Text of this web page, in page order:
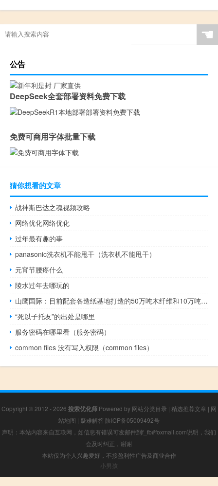
☚
公告
DeepSeek全套部署资料免费下载
免费可商用字体批量下载
猜你想看的文章
战神斯巴达之魂视频攻略
网络优化网络优化
过年最有趣的事
panasonic洗衣机不能甩干（洗衣机不能甩干）
元宵节腰疼什么
陵水过年去哪玩的
山鹰国际：目前配套各造纸基地打造的50万吨木纤维和10万吨秸秆浆产能计划在今年落地应对价格波动
“死以子托友”的出处是哪里
服务密码在哪里看（服务密码）
common files 没有写入权限（common files）
Copyright © 2012 - 2026 搜索优化师 Powered by 网站分类目录 | 精选推荐文章 | 网
站地图 | 疑难解答 陕ICP备05009492号
声明：本站内容来自互联网，如信息有错误可发邮件到f_fb#foxmail.com说明，我们
会及时纠正，谢谢
本站仅为个人兴趣爱好，不接盈利性广告及商业合作
小男孩